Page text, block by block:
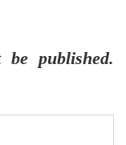
published.